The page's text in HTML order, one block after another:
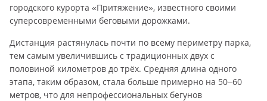
городского курорта «Притяжение», известного своими
суперсовременными беговыми дорожками.
Дистанция растянулась почти по всему периметру парка,
тем самым увеличившись с традиционных двух с
половиной километров до трёх. Средняя длина одного
этапа, таким образом, стала больше примерно на 50–60
метров, что для непрофессиональных бегунов